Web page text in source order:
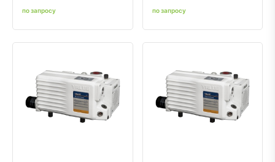
по запросу по запросу
Быстрый просмотр
Добавить к сравнению
Добавить в избранное Быстрый просмотр
Добавить к сравнению
Добавить в избранное